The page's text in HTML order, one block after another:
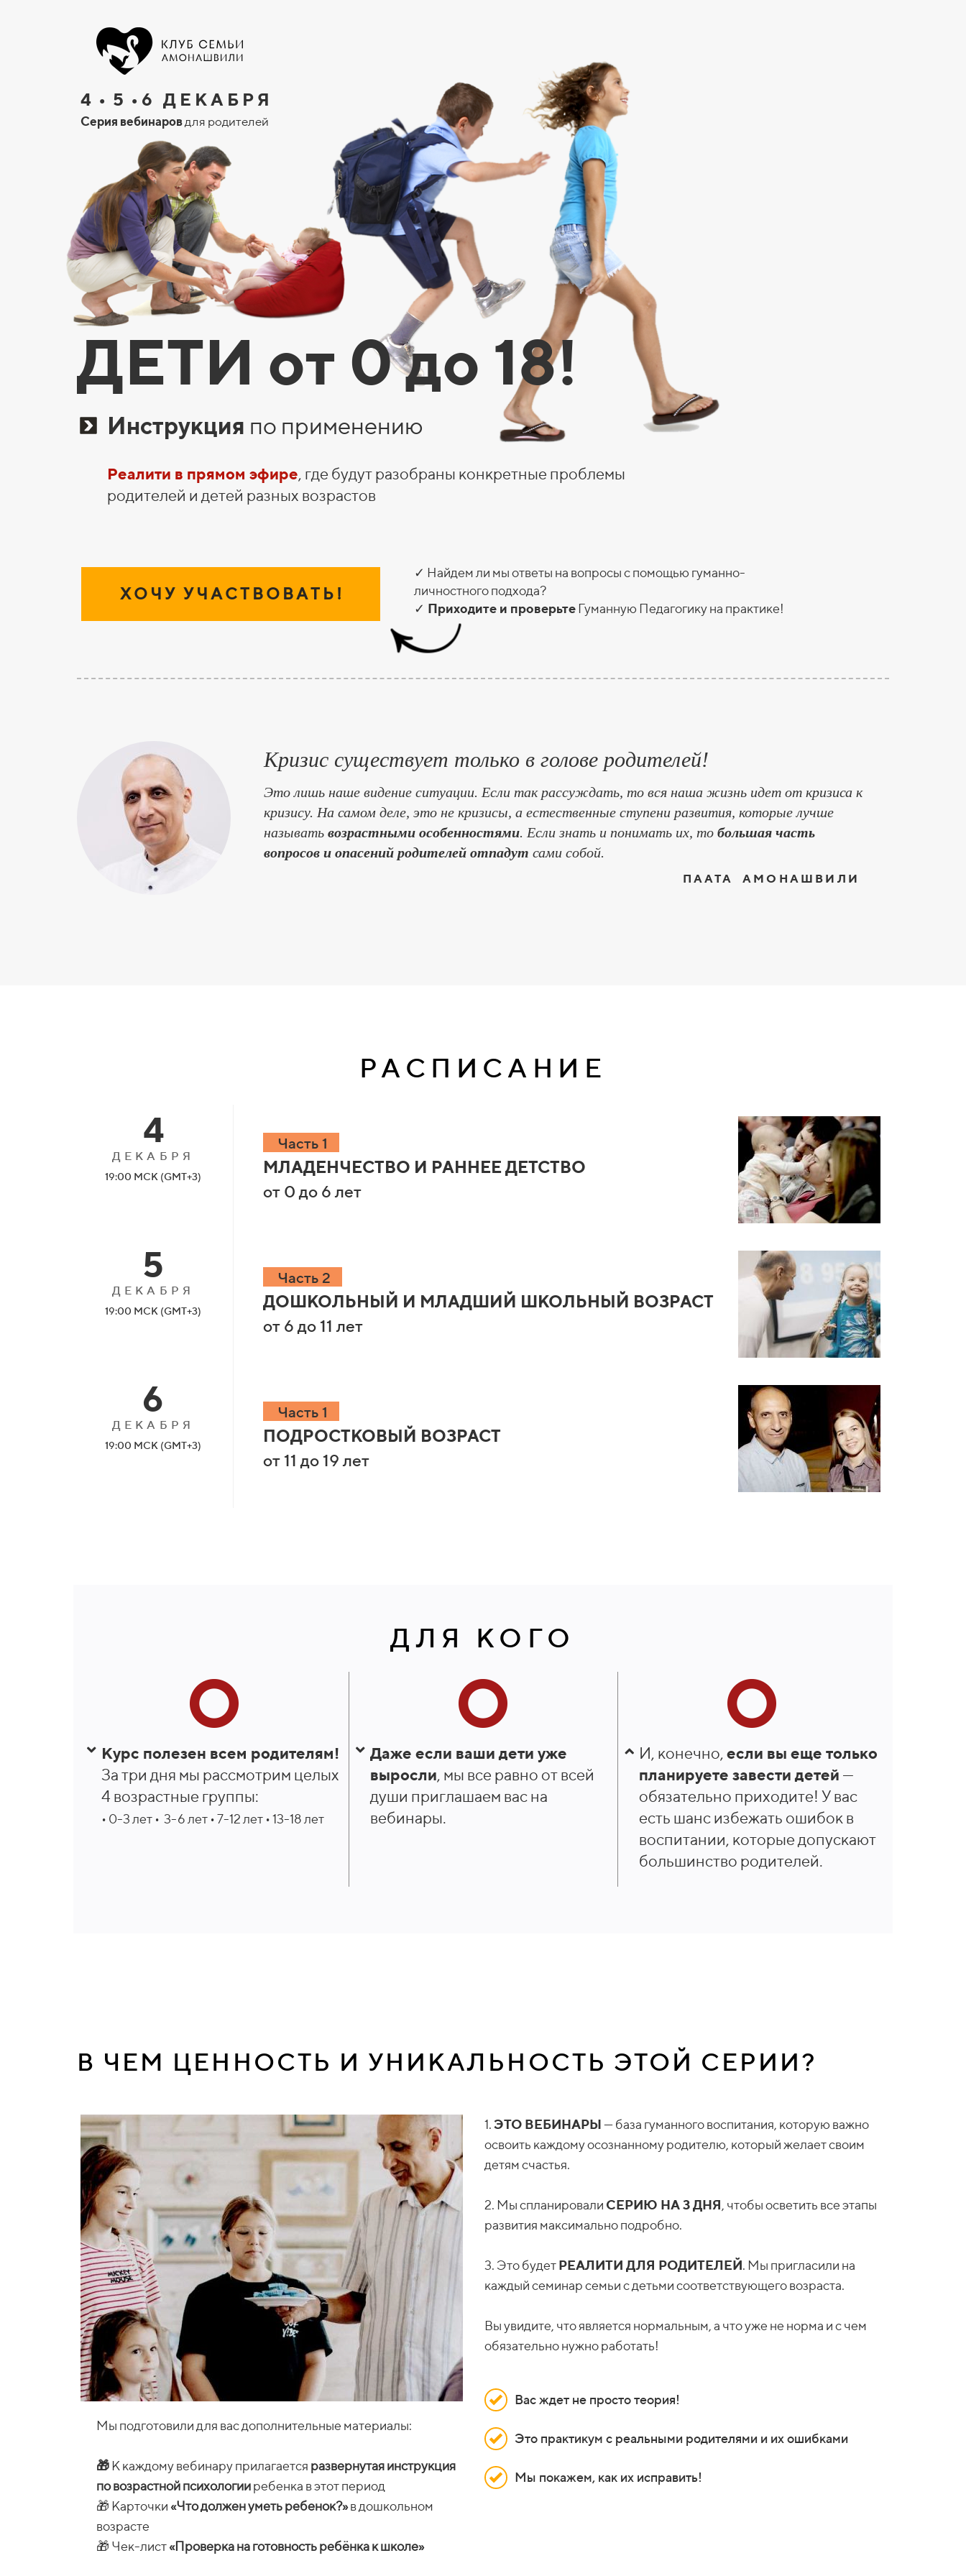
ДЕТИ от 0 до 18!
Инструкция по применению
4 • 5 • 6 Д Е К А Б Р Я
Серия вебинаровдля родителей
Реалити в прямом эфире, где будут разобраны конкретные проблемы
родителей и детей разных возрастов
Х О Ч У У Ч А С Т В О В А Т Ь !
✓ Найдем ли мы ответы на вопросы с помощью гуманно-
личностного подхода?
✓ Приходите и проверьте Гуманную Педагогику на практике!
Кризис существует только в голове родителей!
Это лишь наше видение ситуации. Если так рассуждать, то вся наша жизнь идет от кризиса к
кризису. На самом деле, это не кризисы, а естественные ступени развития, которые лучше
называть возрастными особенностями. Если знать и понимать их, то большая часть
вопросов и опасений родителей отпадут сами собой.
ПААТА АМОНАШВИЛИ
РАСПИСАНИЕ
4
ДЕКАБРЯ
19:00 МСК (GMT+3)
Часть 1
МЛАДЕНЧЕСТВО И РАННЕЕ ДЕТСТВО
от 0 до 6 лет
5
ДЕКАБРЯ
19:00 МСК (GMT+3)
Часть 2
ДОШКОЛЬНЫЙ И МЛАДШИЙ ШКОЛЬНЫЙ ВОЗРАСТ
от 6 до 11 лет
6
ДЕКАБРЯ
19:00 МСК (GMT+3)
Часть 1
ПОДРОСТКОВЫЙ ВОЗРАСТ
от 11 до 19 лет
ДЛЯ КОГО
Курс полезен всем родителям!
За три дня мы рассмотрим целых
4 возрастные группы:
• 0-3 лет • 3-6 лет • 7-12 лет • 13-18 лет
Даже если ваши дети уже
выросли, мы все равно от всей
души приглашаем вас на
вебинары.
И, конечно,если вы еще только
планируете завести детей —
обязательно приходите! У вас
есть шанс избежать ошибок в
воспитании, которые допускают
большинство родителей.
В ЧЕМ ЦЕННОСТЬ И УНИКАЛЬНОСТЬ ЭТОЙ СЕРИИ?
Мы подготовили для вас дополнительные материалы:
🎁 К каждому вебинару прилагается развернутая инструкция
по возрастной психологииребенка в этот период
🎁 Карточки «Что должен уметь ребенок?»в дошкольном
возрасте
🎁 Чек-лист«Проверка на готовность ребёнка к школе»
1.ЭТО ВЕБИНАРЫ— база гуманного воспитания, которую важно
освоить каждому осознанному родителю, который желает своим
детям счастья.
2. Мы спланировали СЕРИЮ НА 3 ДНЯ, чтобы осветить все этапы
развития максимально подробно.
3. Это будетРЕАЛИТИ ДЛЯ РОДИТЕЛЕЙ. Мы пригласили на
каждый семинар семьи с детьми соответствующего возраста.
Вы увидите, что является нормальным, а что уже не норма и с чем
обязательно нужно работать!
Вас ждет не просто теория!
Это практикум с реальными родителями и их ошибками
Мы покажем, как их исправить!